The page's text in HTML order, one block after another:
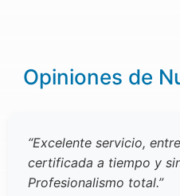
Opiniones de
“Excelente servicio,
certificada a tiempo y
Profesionalismo total.”